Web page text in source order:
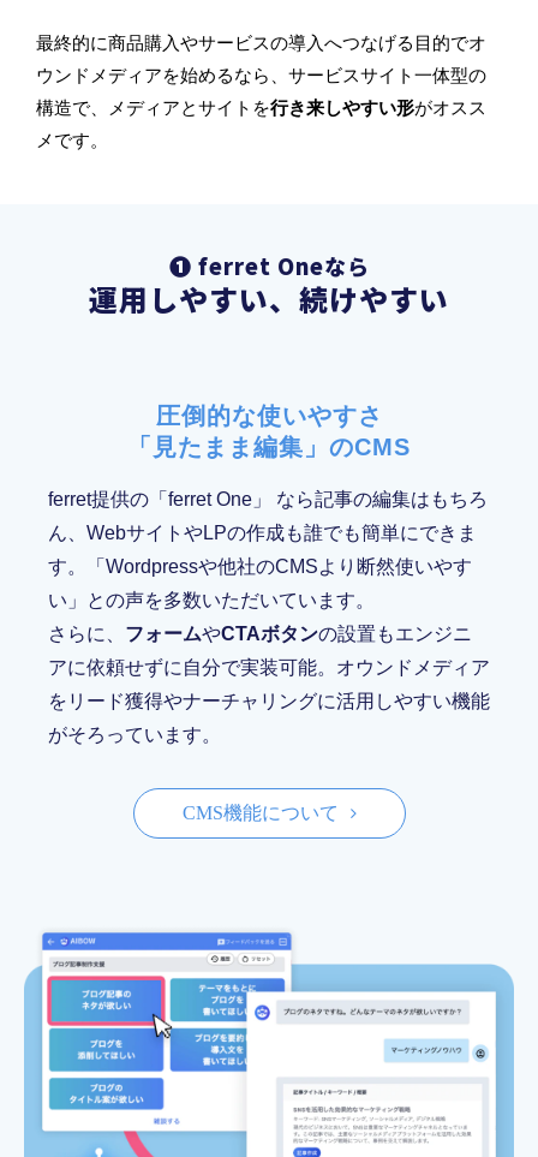
最終的に商品購入やサービスの導入へつなげる目的でオ
ウンドメディアを始めるなら、サービスサイト一体型の
構造で、メディアとサイトを行き来しやすい形がオスス
メです。
❶ ferret Oneなら
運用しやすい、続けやすい
圧倒的な使いやすさ
「見たまま編集」のCMS
ferret提供の「ferret One」 なら記事の編集はもちろ
ん、WebサイトやLPの作成も誰でも簡単にできま
す。「Wordpressや他社のCMSより断然使いやす
い」との声を多数いただいています。
さらに、 フォームやCTAボタンの設置もエンジニ
アに依頼せずに自分で実装可能。オウンドメディア
をリード獲得やナーチャリングに活用しやすい機能
がそろっています。
CMS機能について